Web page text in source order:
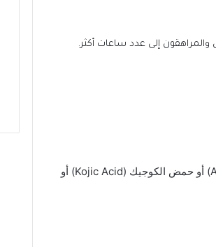
كريمات تفتيح منطقة حول العين وتحتوي على حمض الأزيليك (Azelaic acid) أو حمض الكوجيك (Kojic Acid) أو